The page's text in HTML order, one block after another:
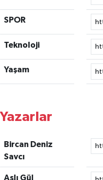
SPOR
Teknoloji
Yaşam
Yazarlar
Bircan Deniz
Savcı
Aslı Gül